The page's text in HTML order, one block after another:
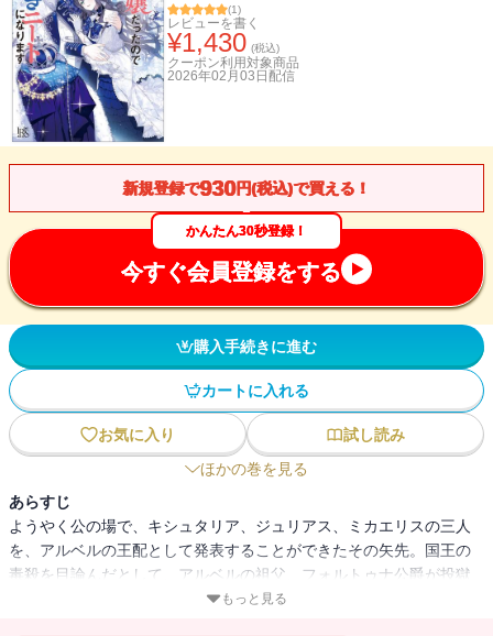
(1)
レビューを書く
¥1,430 (税込)
クーポン利用対象商品
2026年02月03日 配信
新規登録で930円(税込)で買える！
かんたん30秒登録！
今すぐ会員登録をする
購入手続きに進む
カートに入れる
お気に入り
試し読み
ほかの巻を見る
あらすじ
ようやく公の場で、キシュタリア、ジュリアス、ミカエリスの三人
を、アルベルの王配として発表することができたその矢先。国王の
毒殺を目論んだとして、アルベルの祖父、フォルトゥナ公爵が投獄
された！ 衝撃的な報せに動揺するアルベル達。そして、その隙を
もっと見る